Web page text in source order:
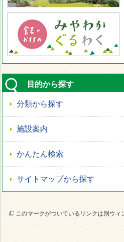
目的から探す
分類から探す
施設案内
かんたん検索
サイトマップから探す
このマークがついているリンクは別ウィ